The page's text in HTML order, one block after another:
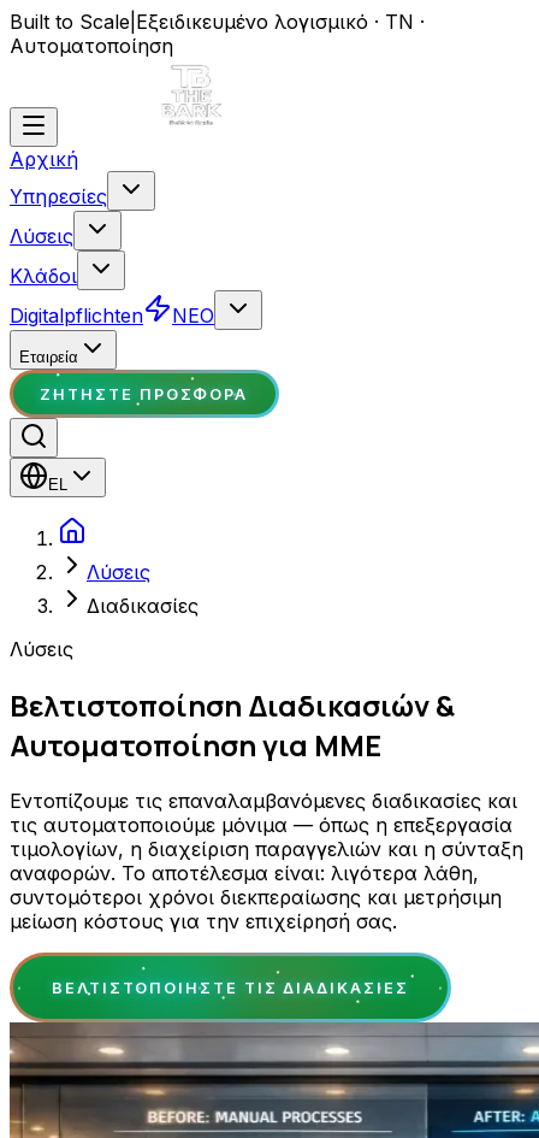
Built to Scale Εξειδικευμένο λογισμικό · ΤΝ ·
Αυτοματοποίηση
Αρχική
Υπηρεσίες
Λύσεις
Κλάδοι
Digitalpflichten
ΝΕΟ
Εταιρεία
ΖΗΤΉΣΤΕ ΠΡΟΣΦΟΡΆ
EL
Λύσεις
Διαδικασίες
Λύσεις
Βελτιστοποίηση Διαδικασιών &
Αυτοματοποίηση για ΜΜΕ
Εντοπίζουμε τις επαναλαμβανόμενες διαδικασίες και
τις αυτοματοποιούμε μόνιμα — όπως η επεξεργασία
τιμολογίων, η διαχείριση παραγγελιών και η σύνταξη
αναφορών. Το αποτέλεσμα είναι: λιγότερα λάθη,
συντομότεροι χρόνοι διεκπεραίωσης και μετρήσιμη
μείωση κόστους για την επιχείρησή σας.
ΒΕΛΤΙΣΤΟΠΟΙΉΣΤΕ ΤΙΣ ΔΙΑΔΙΚΑΣΊΕΣ